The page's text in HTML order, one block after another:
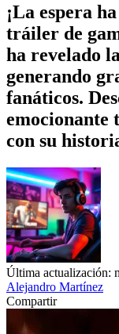
¡La espera
tráiler de
ha revelado
generando
fanáticos.
emocionante
con su
Última actualización:
Alejandro Martínez
Compartir